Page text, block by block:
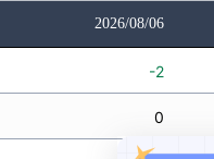
2026/08/06
-2
0